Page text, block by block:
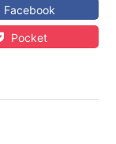
Facebook
Pocket